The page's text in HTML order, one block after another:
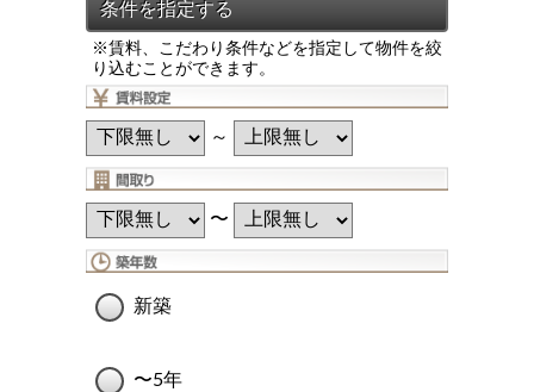
※賃料、こだわり条件などを指定して物件を絞
り込むことができます。
～
〜
新築
〜5年